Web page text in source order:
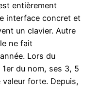
entièrement
interface concret et
un clavier. Autre
ne fait
Lors du
1er du nom, ses 3, 5
forte. Depuis,